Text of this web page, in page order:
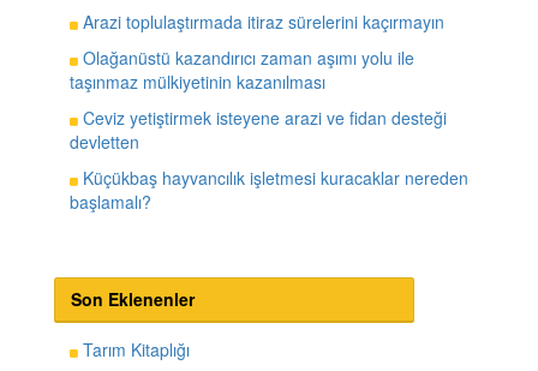
Arazi toplulaştırmada itiraz sürelerini kaçırmayın
Olağanüstü kazandırıcı zaman aşımı yolu ile
taşınmaz mülkiyetinin kazanılması
Ceviz yetiştirmek isteyene arazi ve fidan desteği
devletten
Küçükbaş hayvancılık işletmesi kuracaklar nereden
başlamalı?
Son Eklenenler
Tarım Kitaplığı